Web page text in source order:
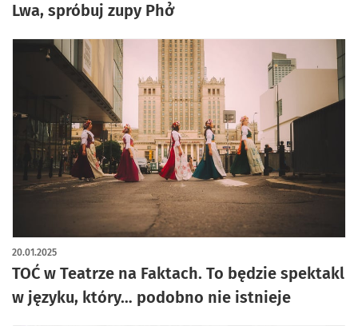
Lwa, spróbuj zupy Phở
TOĆ w Teatrze na Faktach. To będzie spektakl
w języku, który… podobno nie istnieje
20.01.2025